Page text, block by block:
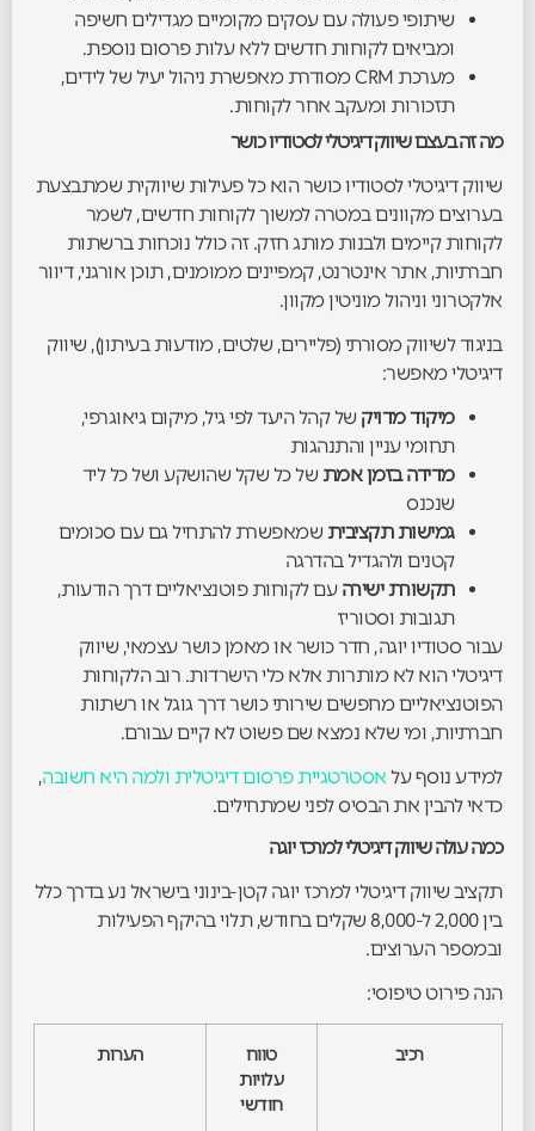
שיתופי פעולה עם עסקים מקומיים מגדילים חשיפה
ומביאים לקוחות חדשים ללא עלות פרסום נוספת.
מערכת CRM מסודרת מאפשרת ניהול יעיל של לידים,
תזכורות ומעקב אחר לקוחות.
מה זה בעצם שיווק דיגיטלי לסטודיו כושר
שיווק דיגיטלי לסטודיו כושר הוא כל פעילות שיווקית שמתבצעת
בערוצים מקוונים במטרה למשוך לקוחות חדשים, לשמר
לקוחות קיימים ולבנות מותג חזק. זה כולל נוכחות ברשתות
חברתיות, אתר אינטרנט, קמפיינים ממומנים, תוכן אורגני, דיוור
אלקטרוני וניהול מוניטין מקוון.
בניגוד לשיווק מסורתי (פליירים, שלטים, מודעות בעיתון), שיווק
דיגיטלי מאפשר:
מיקוד מדויק של קהל היעד לפי גיל, מיקום גיאוגרפי,
תחומי עניין והתנהגות
מדידה בזמן אמת של כל שקל שהושקע ושל כל ליד
שנכנס
גמישות תקציבית שמאפשרת להתחיל גם עם סכומים
קטנים ולהגדיל בהדרגה
תקשורת ישירה עם לקוחות פוטנציאליים דרך הודעות,
תגובות וסטוריז
עבור סטודיו יוגה, חדר כושר או מאמן כושר עצמאי, שיווק
דיגיטלי הוא לא מותרות אלא כלי הישרדות. רוב הלקוחות
הפוטנציאליים מחפשים שירותי כושר דרך גוגל או רשתות
חברתיות, ומי שלא נמצא שם פשוט לא קיים עבורם.
למידע נוסף על אסטרטגיית פרסום דיגיטלית ולמה היא חשובה,
כדאי להבין את הבסיס לפני שמתחילים.
כמה עולה שיווק דיגיטלי למרכז יוגה
תקציב שיווק דיגיטלי למרכז יוגה קטן-בינוני בישראל נע בדרך כלל
בין 2,000 ל-8,000 שקלים בחודש, תלוי בהיקף הפעילות
ובמספר הערוצים.
הנה פירוט טיפוסי:
רכיב
טווח
עלויות
חודשי
הערות